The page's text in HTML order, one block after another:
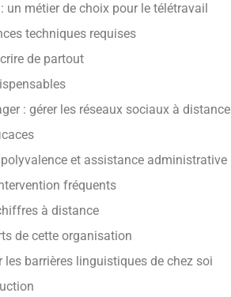
un métier de choix pour le télétravail
techniques requises
de partout
: gérer les réseaux sociaux à distance
et assistance administrative
fréquents
à distance
de cette organisation
les barrières linguistiques de chez soi